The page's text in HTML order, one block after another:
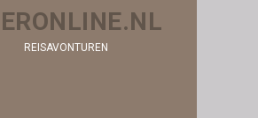
REISAVONTUREN